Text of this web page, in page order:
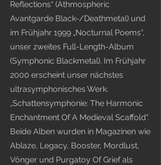
Reflections“ (Athmospheric
Avantgarde Black-/Deathmetal) und
im Frühjahr 1999 „Nocturnal Poems“,
unser zweites Full-Length-Album
(Symphonic Blackmetal). Im Frühjahr
2000 erscheint unser nächstes
ultrasymphonisches Werk:
„Schattensymphonie: The Harmonic
Enchantment Of A Medieval Scaffold“.
Beide Alben wurden in Magazinen wie
Ablaze, Legacy, Booster, Mordlust,
Vönger und Purgatoy Of Grief als